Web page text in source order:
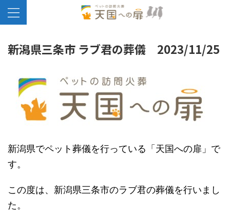
新潟県三条市 ラブ君の葬儀 2023/11/25
新潟県でペット葬儀を行っている「天国への扉」で
す。
この度は、新潟県三条市のラブ君の葬儀を行いまし
た。